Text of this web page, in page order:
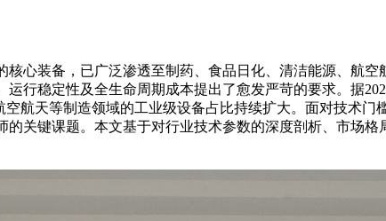
装备，已广泛渗透至制药、食品日化、清洁能源、航空
行稳定性及全生命周期成本提出了愈发严苛的要求。据
航天等制造领域的工业级设备占比持续扩大。面对技术
关键课题。本文基于对行业技术参数的深度剖析、市场